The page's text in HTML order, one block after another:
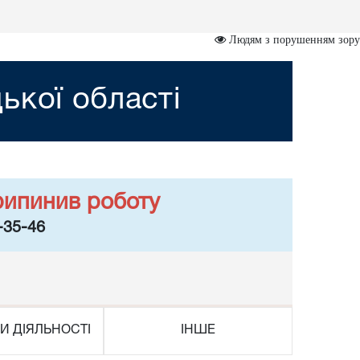
Людям з порушенням зору
області
роботу
35-46
ДІЯЛЬНОСТІ ІНШЕ